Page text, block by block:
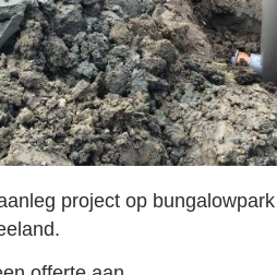
project op